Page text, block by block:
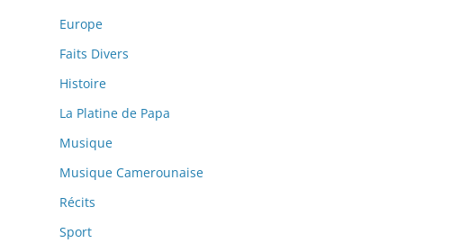
Europe
Faits Divers
Histoire
La Platine de Papa
Musique
Musique Camerounaise
Récits
Sport